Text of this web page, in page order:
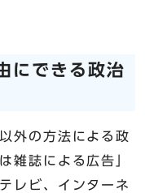
にできる政治
外の方法による政
雑誌による広告」
レビ、インターネ